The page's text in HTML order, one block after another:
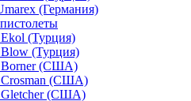
(Германия)
(Турция)
(Турция)
Borner (США)
Crosman (США)
Gletcher (США)